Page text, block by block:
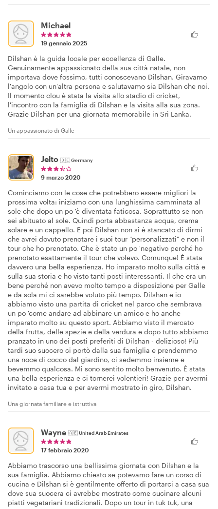
Michael
19 gennaio 2025
Dilshan è la guida locale per eccellenza di Galle.
Genuinamente appassionato della sua città natale, non
importava dove fossimo, tutti conoscevano Dilshan. Giravamo
l'angolo con un'altra persona e salutavamo sia Dilshan che noi.
Il momento clou è stata la visita allo stadio di cricket,
l'incontro con la famiglia di Dilshan e la visita alla sua zona.
Grazie Dilshan per una giornata memorabile in Sri Lanka.
Un appassionato di Galle
Jelto 🇩🇪Germany
9 marzo 2020
Cominciamo con le cose che potrebbero essere migliori la
prossima volta: iniziamo con una lunghissima camminata al
sole che dopo un po 'è diventata faticosa. Soprattutto se non
sei abituato al sole. Quindi porta abbastanza acqua, crema
solare e un cappello. E poi Dilshan non si è stancato di dirmi
che avrei dovuto prenotare i suoi tour "personalizzati" e non il
tour che ho prenotato. Che è stato un po 'negativo perché ho
prenotato esattamente il tour che volevo. Comunque! È stata
davvero una bella esperienza. Ho imparato molto sulla città e
sulla sua storia e ho visto tanti posti interessanti. Il che era un
bene perché non avevo molto tempo a disposizione per Galle
e da sola mi ci sarebbe voluto più tempo. Dilshan e io
abbiamo visto una partita di cricket nel parco che sembrava
un po 'come andare ad abbinare un amico e ho anche
imparato molto su questo sport. Abbiamo visto il mercato
della frutta, delle spezie e della verdura e dopo tutto abbiamo
pranzato in uno dei posti preferiti di Dilshan - delizioso! Più
tardi suo suocero ci portò dalla sua famiglia e prendemmo
una noce di cocco dal giardino, ci sedemmo insieme e
bevemmo qualcosa. Mi sono sentito molto benvenuto. È stata
una bella esperienza e ci tornerei volentieri! Grazie per avermi
invitato a casa tua e per avermi mostrato in giro, Dilshan.
Una giornata familiare e istruttiva
Wayne 🇦🇪United Arab Emirates
17 febbraio 2020
Abbiamo trascorso una bellissima giornata con Dilshan e la
sua famiglia. Abbiamo chiesto se potevamo fare un corso di
cucina e Dilshan si è gentilmente offerto di portarci a casa sua
dove sua suocera ci avrebbe mostrato come cucinare alcuni
piatti vegetariani tradizionali. Dopo un tour in tuk tuk, una